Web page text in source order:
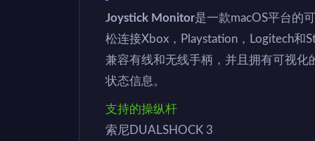
Joystick Monitor是一款macOS平台的
松连接Xbox，Playstation，Logitech和
兼容有线和无线手柄，并且拥有可视
状态信息。
支持的操纵杆
索尼DUALSHOCK 3